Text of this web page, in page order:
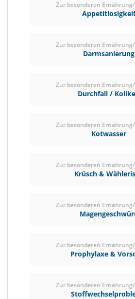
Zur besonderen
Zur besonderen
Darmsanierung
Zur besonderen
Durchfall /
Zur besonderen
Kotwasser
Zur besonderen
Krüsch &
Zur besonderen
Zur besonderen
Prophylaxe &
Zur besonderen